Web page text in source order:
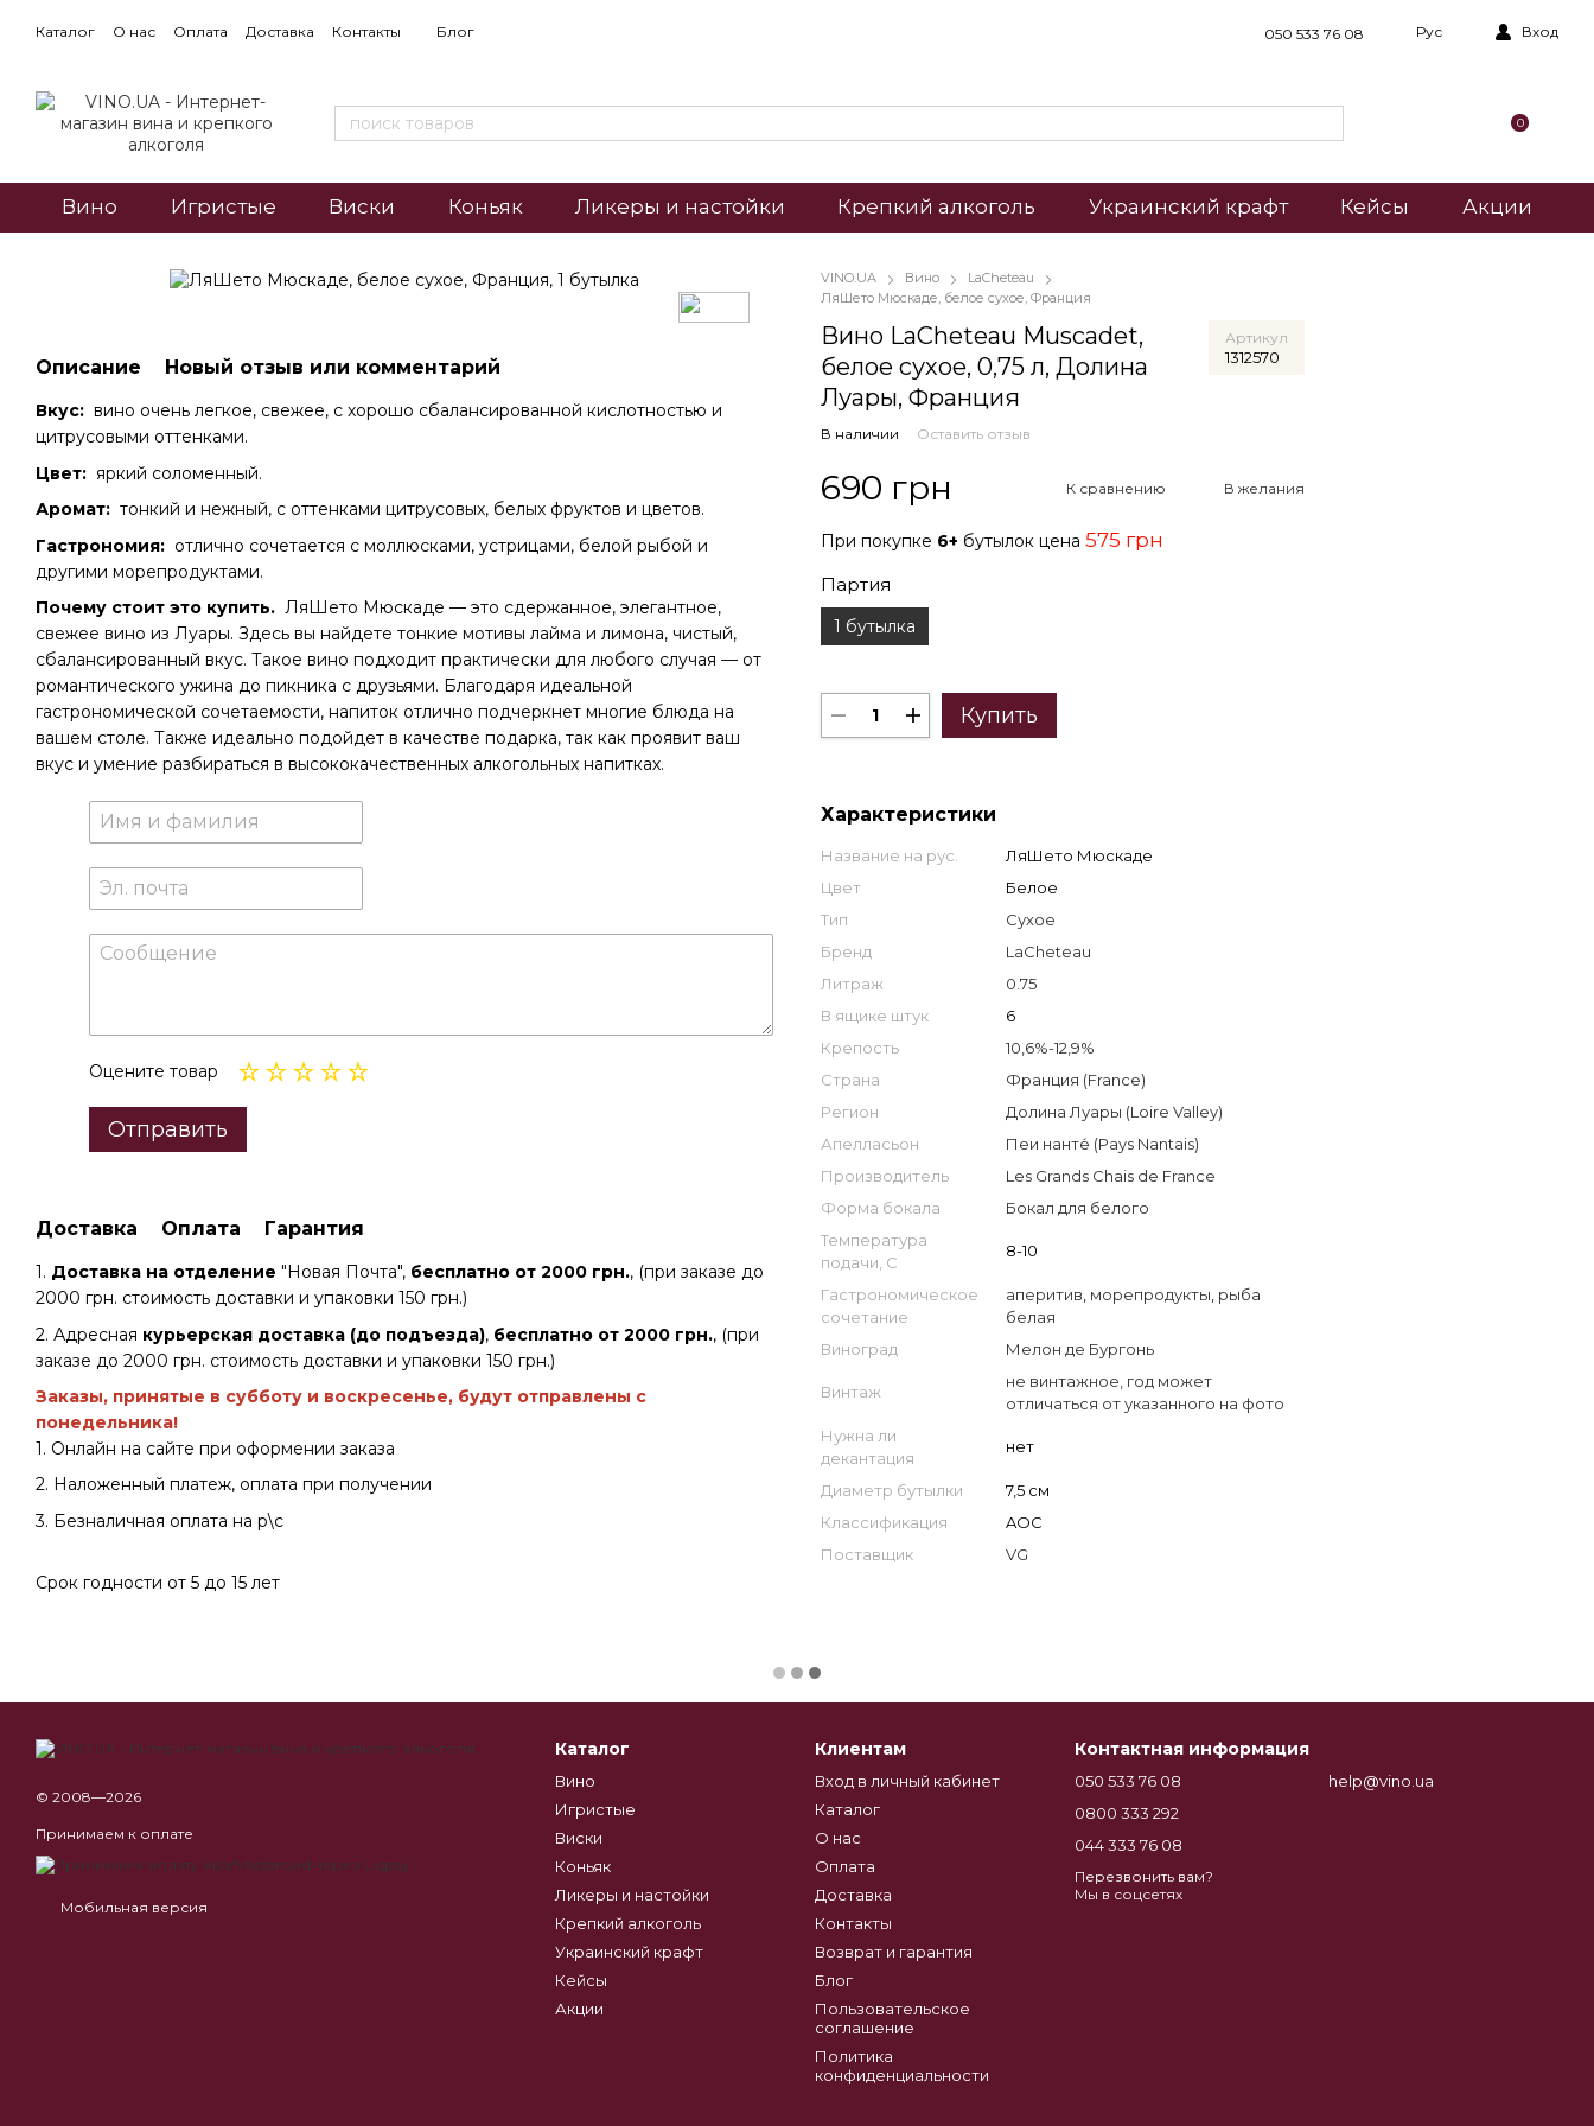
Каталог О нас Оплата Доставка Контакты Блог 050 533 76 08 Рус Вход
0
Вино Игристые Виски Коньяк Ликеры и настойки Крепкий алкоголь Украинский крафт Кейсы Акции
Описание Новый отзыв или комментарий
Вкус: вино очень легкое, свежее, с хорошо сбалансированной кислотностью и
цитрусовыми оттенками.
Цвет: яркий соломенный.
Аромат: тонкий и нежный, с оттенками цитрусовых, белых фруктов и цветов.
Гастрономия: отлично сочетается с моллюсками, устрицами, белой рыбой и
другими морепродуктами.
Почему стоит это купить. ЛяШето Мюскаде — это сдержанное, элегантное,
свежее вино из Луары. Здесь вы найдете тонкие мотивы лайма и лимона, чистый,
сбалансированный вкус. Такое вино подходит практически для любого случая — от
романтического ужина до пикника с друзьями. Благодаря идеальной
гастрономической сочетаемости, напиток отлично подчеркнет многие блюда на
вашем столе. Также идеально подойдет в качестве подарка, так как проявит ваш
вкус и умение разбираться в высококачественных алкогольных напитках.
Оцените товар
Отправить
Доставка Оплата Гарантия
1. Доставка на отделение "Новая Почта", бесплатно от 2000 грн., (при заказе до
2000 грн. стоимость доставки и упаковки 150 грн.)
2. Адресная курьерская доставка (до подъезда), бесплатно от 2000 грн., (при
заказе до 2000 грн. стоимость доставки и упаковки 150 грн.)
Заказы, принятые в субботу и воскресенье, будут отправлены с
понедельника!
1. Онлайн на сайте при оформении заказа
2. Наложенный платеж, оплата при получении
3. Безналичная оплата на р\с
Срок годности от 5 до 15 лет
VINO.UA Вино
LaCheteau
ЛяШето Мюскаде, белое сухое, Франция
Вино LaCheteau Muscadet,
белое сухое, 0,75 л, Долина
Луары, Франция
Артикул
1312570
В наличии Оставить отзыв
690 грн К сравнению В желания
При покупке 6+ бутылок цена 575 грн
Партия
1 бутылка
Купить
Характеристики
Название на рус.
ЛяШето Мюскаде
Цвет
Белое
Тип
Сухое
Бренд
LaCheteau
Литраж
0.75
В ящике штук
6
Крепость
10,6%-12,9%
Страна
Франция (France)
Регион
Долина Луары (Loire Valley)
Апелласьон
Пеи нанте́ (Pays Nantais)
Производитель
Les Grands Chais de France
Форма бокала
Бокал для белого
Температура
подачи, С
8-10
Гастрономическое
сочетание
аперитив морепродукты рыба
белая
Виноград
Мелон де Бургонь
Винтаж
не винтажное, год может
отличаться от указанного на фото
Нужна ли
декантация
нет
Диаметр бутылки
7,5 см
Классификация
AOC
Поставщик
VG
© 2008—2026
Принимаем к оплате
Мобильная версия
Каталог
Вино
Игристые
Виски
Коньяк
Ликеры и настойки
Крепкий алкоголь
Украинский крафт
Кейсы
Акции
Клиентам
Вход в личный кабинет
Каталог
О нас
Оплата
Доставка
Контакты
Возврат и гарантия
Блог
Пользовательское
соглашение
Политика
конфиденциальности
Контактная информация
050 533 76 08
0800 333 292
044 333 76 08
Перезвонить вам?
help@vino.ua
Мы в соцсетях